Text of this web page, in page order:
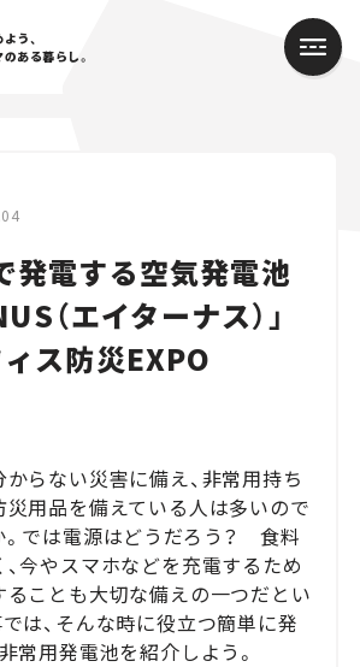
う、
ある暮らし。
発電する空気発電池
（エイターナス）」
ィス防災EXPO
らない災害に備え、非常用持ち
用品を備えている人は多いので
。では電源はどうだろう？ 食料
今やスマホなどを充電するため
ることも大切な備えの一つだとい
は、そんな時に役立つ簡単に発
常用発電池を紹介しよう。
Jimny
スズキ｜Suzuki
マツダ ロードスター｜Mazda Roadster